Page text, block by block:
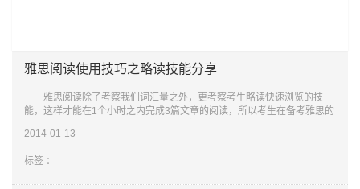
雅思阅读使用技巧之略读技能分享
雅思阅读除了考察我们词汇量之外，更考察考生略读快速浏览的技
能，这样才能在1个小时之内完成3篇文章的阅读，所以考生在备考雅思的
度。 建议
2014-01-13
标签 ：